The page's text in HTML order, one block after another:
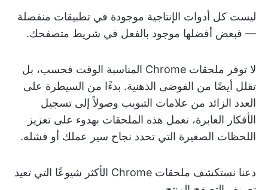
ليست كل أدوات الإنتاجية موجودة في تطبيقات منفصلة
— فبعض أفضلها موجود بالفعل في شريط متصفحك.
لا توفر ملحقات Chrome المناسبة الوقت فحسب، بل
تقلل أيضًا من الفوضى الذهنية. بدءًا من السيطرة على
العدد الزائد من علامات التبويب وصولاً إلى تسجيل
الأفكار العابرة، تعمل هذه الملحقات بهدوء على تعزيز
اللحظات الصغيرة التي تحدد نجاح سير عملك أو فشله.
دعنا نستكشف ملحقات Chrome الأكثر شيوعًا التي تعيد